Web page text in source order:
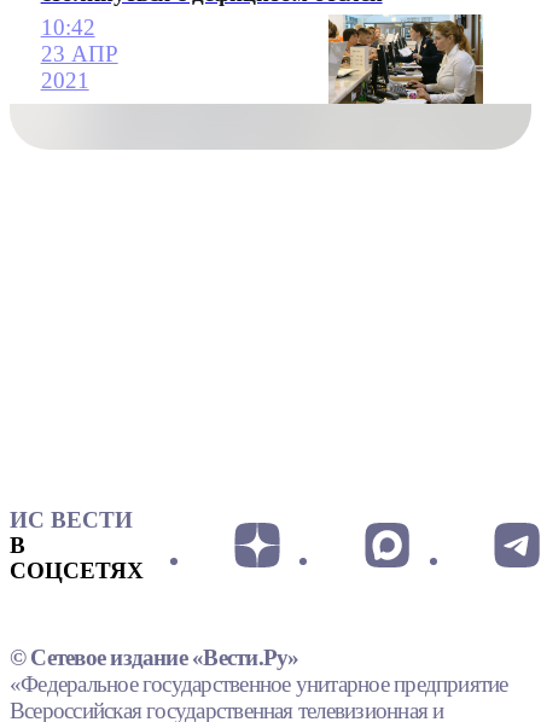
10:42
23 АПР
2021
ИС ВЕСТИ
В
СОЦСЕТЯХ
© Сетевое издание «Вести.Ру»
«Федеральное государственное унитарное предприятие
Всероссийская государственная телевизионная и